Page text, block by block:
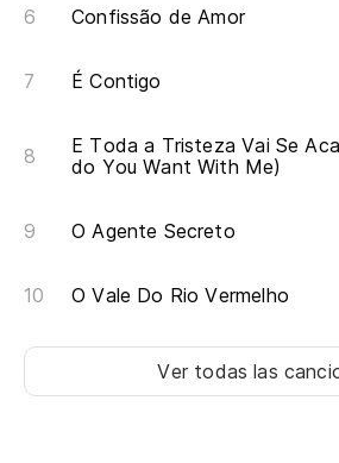
Confissão de Amor
É Contigo
E Toda a Tristeza Vai Se
do You Want With Me)
O Agente Secreto
O Vale Do Rio Vermelho
Ver todas las